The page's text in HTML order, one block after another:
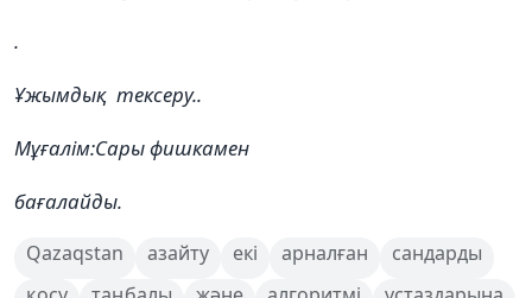
.
Ұжымдық тексеру..
Мұғалім:Сары фишкамен
бағалайды.
Qazaqstan азайту екі арналған
сандарды